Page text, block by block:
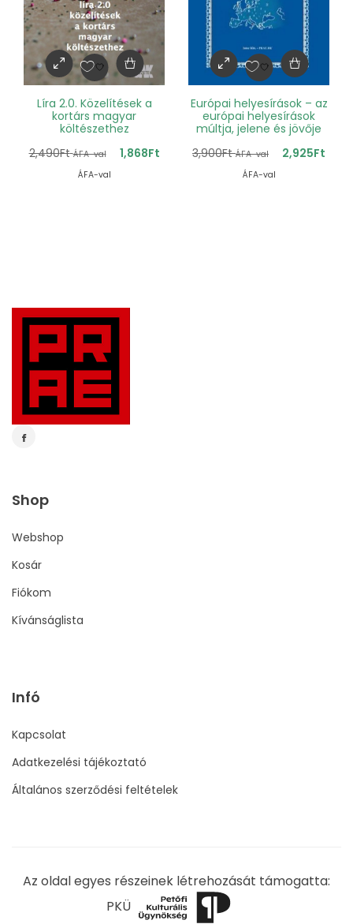
Líra 2.0. Közelítések a
kortárs magyar
költészethez
2,490Ft ÁFA-val 1,868Ft
ÁFA-val
Európai helyesírások – az
európai helyesírások
múltja, jelene és jövője
3,900Ft ÁFA-val 2,925Ft
ÁFA-val
Shop
Webshop
Kosár
Fiókom
Kívánságlista
Infó
Kapcsolat
Adatkezelési tájékoztató
Általános szerződési feltételek
Az oldal egyes részeinek létrehozását támogatta:
PKÜ